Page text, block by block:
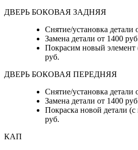
ДВЕРЬ БОКОВАЯ ЗАДНЯЯ
Снятие/установка детали
Замена детали от 1400
Покрасим новый элемент
руб.
ДВЕРЬ БОКОВАЯ ПЕРЕДНЯЯ
Снятие/установка детали
Замена детали от 1400
Покраска новой детали
руб.
КАП